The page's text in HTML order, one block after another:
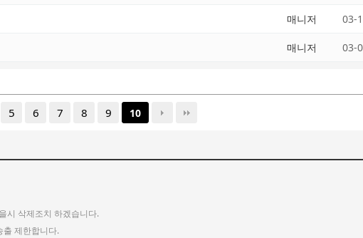
매니저 03-
매니저 03-
5 6 7 8 9 10
시 삭제조치 하겠습니다.
출 제한합니다.